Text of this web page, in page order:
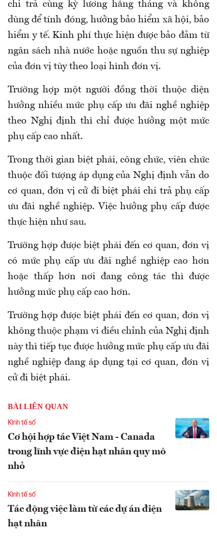
chi trả cùng kỳ lương hằng tháng và không
dùng để tính đóng, hưởng bảo hiểm xã hội, bảo
hiểm y tế. Kinh phí thực hiện được bảo đảm từ
ngân sách nhà nước hoặc nguồn thu sự nghiệp
của đơn vị tùy theo loại hình đơn vị.
Trường hợp một người đồng thời thuộc diện
hưởng nhiều mức phụ cấp ưu đãi nghề nghiệp
theo Nghị định thì chỉ được hưởng một mức
phụ cấp cao nhất.
Trong thời gian biệt phái, công chức, viên chức
thuộc đối tượng áp dụng của Nghị định vẫn do
cơ quan, đơn vị cử đi biệt phái chi trả phụ cấp
ưu đãi nghề nghiệp. Việc hưởng phụ cấp được
thực hiện như sau.
Trường hợp được biệt phái đến cơ quan, đơn vị
có mức phụ cấp ưu đãi nghề nghiệp cao hơn
hoặc thấp hơn nơi đang công tác thì được
hưởng mức phụ cấp cao hơn.
Trường hợp được biệt phái đến cơ quan, đơn vị
không thuộc phạm vi điều chỉnh của Nghị định
này thì tiếp tục được hưởng mức phụ cấp ưu đãi
nghề nghiệp đang áp dụng tại cơ quan, đơn vị
cử đi biệt phái.
BÀI LIÊN QUAN
Kinh tế số
Cơ hội hợp tác Việt Nam - Canada
trong lĩnh vực điện hạt nhân quy mô
nhỏ
Kinh tế số
Tác động việc làm từ các dự án điện
hạt nhân